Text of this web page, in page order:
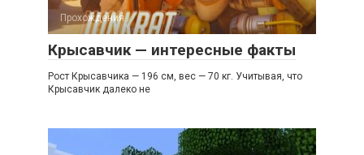
Прохождения
Крысавчик — интересные факты
Рост Крысавчика — 196 см, вес — 70 кг. Учитывая, что
Крысавчик далеко не